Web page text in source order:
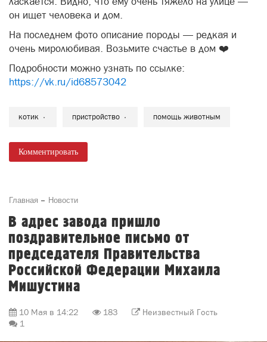
он ищет человека и дом.
На последнем фото описание породы — редкая и
очень миролюбивая. Возьмите счастье в дом ❤️
Подробности можно узнать по ссылке:
https://vk.ru/id68573042
котик пристройство помощь животным
Комментировать
Главная Новости
В адрес завода пришло
поздравительное письмо от
председателя Правительства
Российской Федерации Михаила
Мишустина
10 Мая в 14:22 183
Неизвестный Гость
1